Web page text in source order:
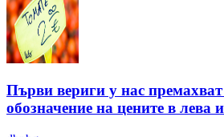
Първи вериги у нас
обозначение на цените в лева